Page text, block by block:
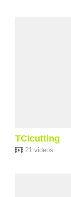
TCIcutting
21 videos